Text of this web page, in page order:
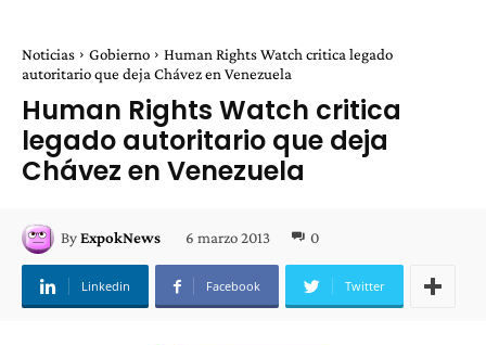
Noticias Gobierno
Human Rights Watch critica legado
autoritario que deja Chávez en Venezuela
Human Rights Watch critica
legado autoritario que deja
Chávez en Venezuela
ByExpokNews 6 marzo 2013 0
Linkedin Facebook Twitter